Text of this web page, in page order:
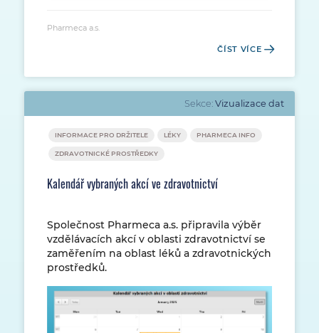
Pharmeca a.s.
ČÍST VÍCE
Sekce: Vizualizace dat
INFORMACE PRO DRŽITELE LÉKY PHARMECA INFO
ZDRAVOTNICKÉ PROSTŘEDKY
Kalendář vybraných akcí ve zdravotnictví
Společnost Pharmeca a.s. připravila výběr
vzdělávacích akcí v oblasti zdravotnictví se
zaměřením na oblast léků a zdravotnických
prostředků.